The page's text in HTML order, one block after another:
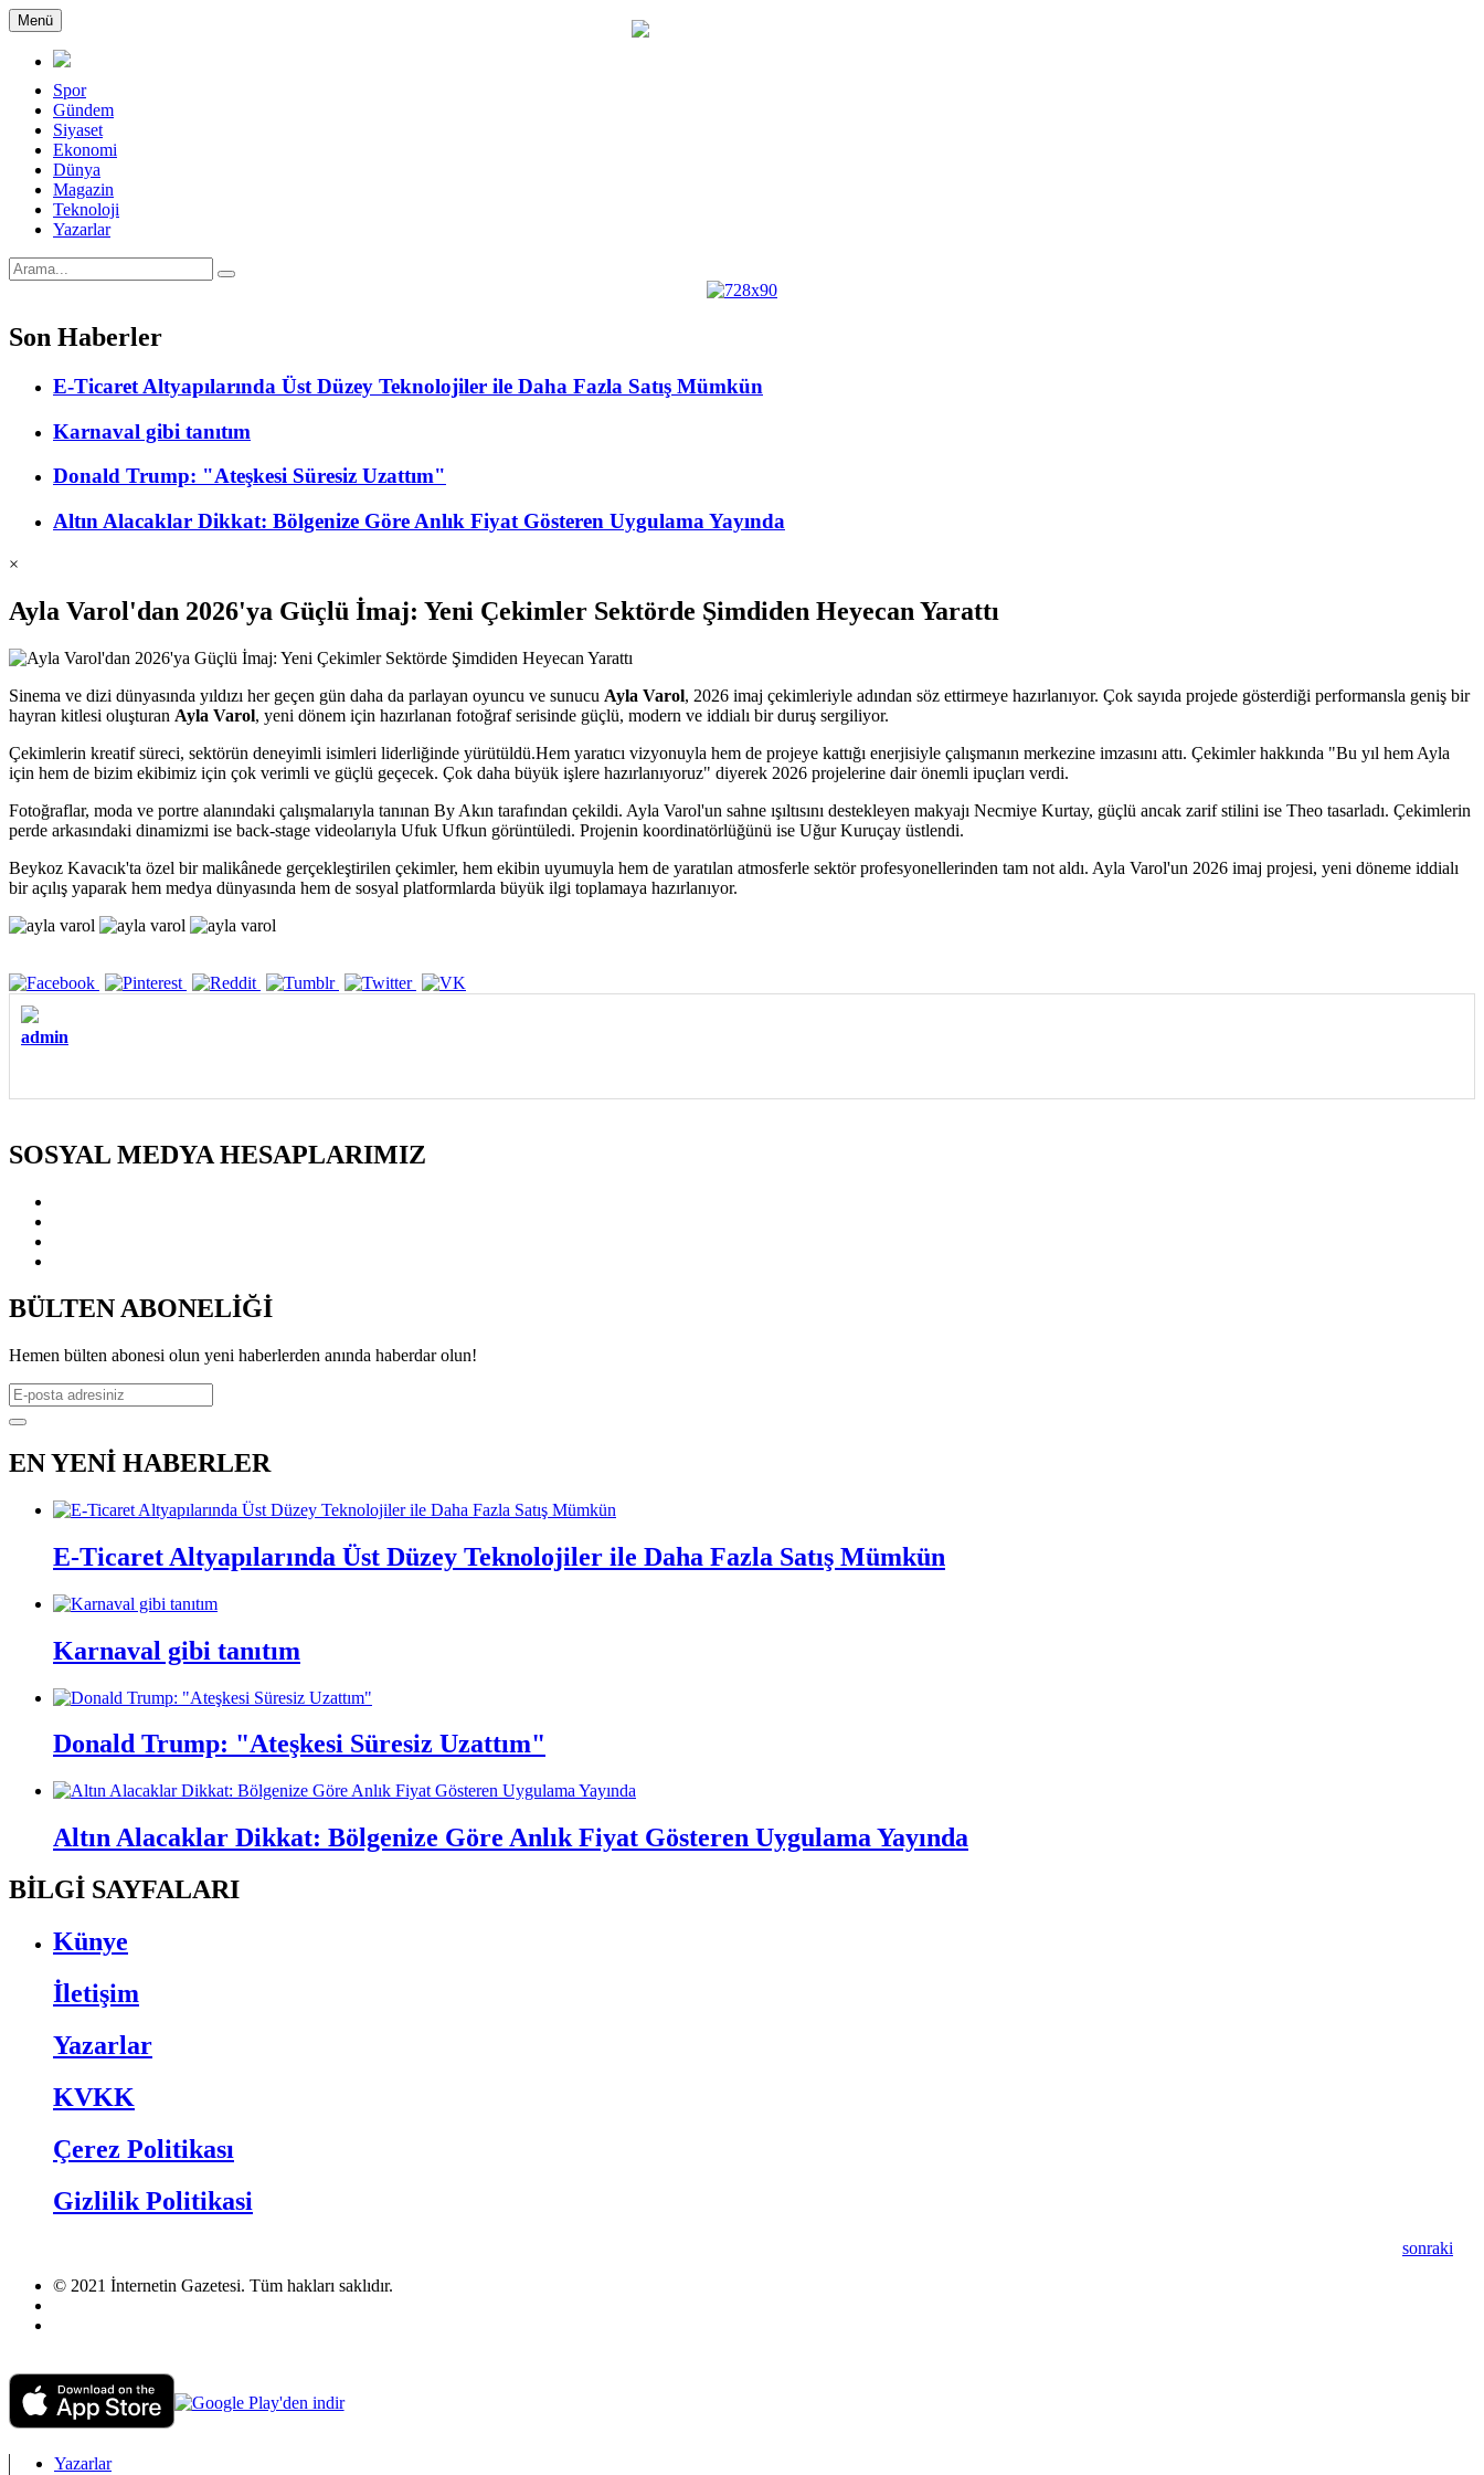
Menü
Spor
Gündem
Siyaset
Ekonomi
Dünya
Magazin
Teknoloji
Yazarlar
Son Haberler
E-Ticaret Altyapılarında Üst Düzey Teknolojiler ile Daha Fazla Satış Mümkün
Karnaval gibi tanıtım
Donald Trump: "Ateşkesi Süresiz Uzattım"
Altın Alacaklar Dikkat: Bölgenize Göre Anlık Fiyat Gösteren Uygulama Yayında
×
Ayla Varol'dan 2026'ya Güçlü İmaj: Yeni Çekimler Sektörde Şimdiden Heyecan Yarattı
Sinema ve dizi dünyasında yıldızı her geçen gün daha da parlayan oyuncu ve sunucu Ayla Varol, 2026 imaj çekimleriyle adından söz ettirmeye hazırlanıyor. Çok sayıda projede gösterdiği performansla geniş bir
hayran kitlesi oluşturan Ayla Varol, yeni dönem için hazırlanan fotoğraf serisinde güçlü, modern ve iddialı bir duruş sergiliyor.
Çekimlerin kreatif süreci, sektörün deneyimli isimleri liderliğinde yürütüldü.Hem yaratıcı vizyonuyla hem de projeye kattığı enerjisiyle çalışmanın merkezine imzasını attı. Çekimler hakkında "Bu yıl hem Ayla
için hem de bizim ekibimiz için çok verimli ve güçlü geçecek. Çok daha büyük işlere hazırlanıyoruz" diyerek 2026 projelerine dair önemli ipuçları verdi.
Fotoğraflar, moda ve portre alanındaki çalışmalarıyla tanınan By Akın tarafından çekildi. Ayla Varol'un sahne ışıltısını destekleyen makyajı Necmiye Kurtay, güçlü ancak zarif stilini ise Theo tasarladı. Çekimlerin
perde arkasındaki dinamizmi ise back-stage videolarıyla Ufuk Ufkun görüntüledi. Projenin koordinatörlüğünü ise Uğur Kuruçay üstlendi.
Beykoz Kavacık'ta özel bir malikânede gerçekleştirilen çekimler, hem ekibin uyumuyla hem de yaratılan atmosferle sektör profesyonellerinden tam not aldı. Ayla Varol'un 2026 imaj projesi, yeni döneme iddialı
bir açılış yaparak hem medya dünyasında hem de sosyal platformlarda büyük ilgi toplamaya hazırlanıyor.
admin
SOSYAL MEDYA HESAPLARIMIZ
BÜLTEN ABONELİĞİ
Hemen bülten abonesi olun yeni haberlerden anında haberdar olun!
EN YENİ HABERLER
E-Ticaret Altyapılarında Üst Düzey Teknolojiler ile Daha Fazla Satış Mümkün
Karnaval gibi tanıtım
Donald Trump: "Ateşkesi Süresiz Uzattım"
Altın Alacaklar Dikkat: Bölgenize Göre Anlık Fiyat Gösteren Uygulama Yayında
BİLGİ SAYFALARI
Künye
İletişim
Yazarlar
KVKK
Çerez Politikası
Gizlilik Politikasi
sonraki
© 2021 İnternetin Gazetesi. Tüm hakları saklıdır.
Yazarlar